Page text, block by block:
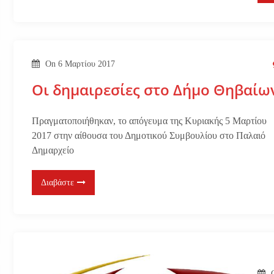
On 6 Μαρτίου 2017
Οι δημαιρεσίες στο Δήμο
Πραγματοποιήθηκαν, το απόγευμα της Κυριακής 5 Μαρτίου
2017 στην αίθουσα του Δημοτικού Συμβουλίου στο Παλαιό
Δημαρχείο
Διαβάστε